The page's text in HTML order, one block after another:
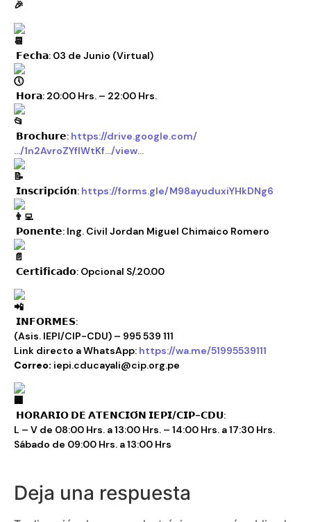
𝗙𝗲𝗰𝗵𝗮: 03 de Junio (Virtual)
𝗛𝗼𝗿𝗮: 20:00 Hrs. – 22:00 Hrs.
𝗕𝗿𝗼𝗰𝗵𝘂𝗿𝗲: https://drive.google.com/
…/1n2AvroZYfIWtKf…/view…
𝗜𝗻𝘀𝗰𝗿𝗶𝗽𝗰𝗶𝗼́𝗻: https://forms.gle/M98ayuduxiYHkDNg6
𝗣𝗼𝗻𝗲𝗻𝘁𝗲: Ing. Civil Jordan Miguel Chimaico Romero
𝗖𝗲𝗿𝘁𝗶𝗳𝗶𝗰𝗮𝗱𝗼: Opcional S/.20.00
𝗜𝗡𝗙𝗢𝗥𝗠𝗘𝗦:
(Asis. IEPI/CIP-CDU) – 995 539 111
Link directo a WhatsApp: https://wa.me/51995539111
Correo: iepi.cducayali@cip.org.pe
𝗛𝗢𝗥𝗔𝗥𝗜𝗢 𝗗𝗘 𝗔𝗧𝗘𝗡𝗖𝗜𝗢́𝗡 𝗜𝗘𝗣𝗜/𝗖𝗜𝗣-𝗖𝗗𝗨:
L – V de 08:00 Hrs. a 13:00 Hrs. – 14:00 Hrs. a 17:30 Hrs.
Sábado de 09:00 Hrs. a 13:00 Hrs
Deja una respuesta